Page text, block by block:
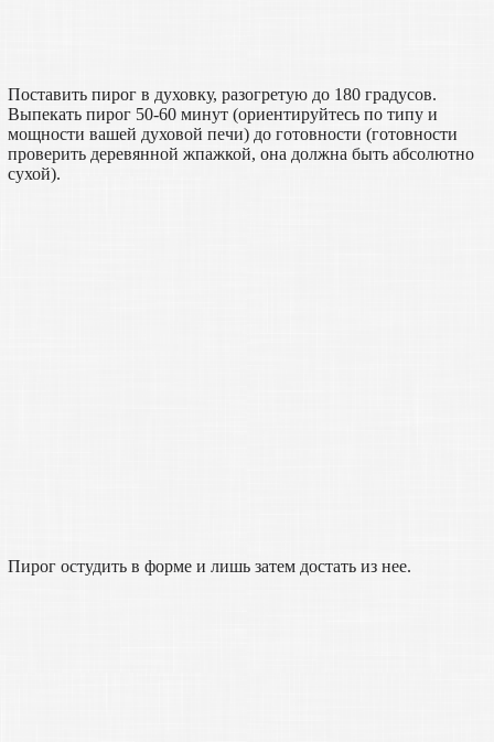
Поставить пирог в духовку, разогретую до 180 градусов.
Выпекать пирог 50-60 минут (ориентируйтесь по типу и
мощности вашей духовой печи) до готовности (готовности
проверить деревянной жпажкой, она должна быть абсолютно
сухой).
Пирог остудить в форме и лишь затем достать из нее.